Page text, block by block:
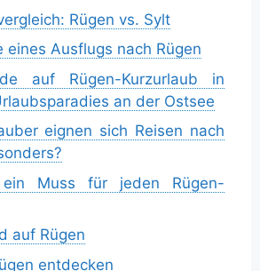
Rügen vs. Sylt
eines Ausflugs nach Rügen
auf Rügen-Kurzurlaub in
an der Ostsee
eignen sich Reisen nach
ein Muss für jeden Rügen-
auf Rügen
entdecken